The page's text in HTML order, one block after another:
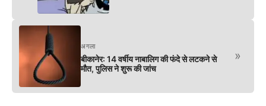
अगला
बीकानेर: 14 वर्षीय नाबालिग की फंदे से लटकने से
मौत, पुलिस ने शुरू की जांच
»